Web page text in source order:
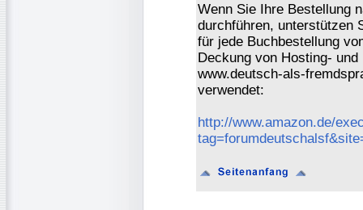
Wenn Sie Ihre Bestellung
durchführen, unterstützen
für jede Buchbestellung
Deckung von Hosting-
www.deutsch-als-
verwendet:
http://www.amazon.de/